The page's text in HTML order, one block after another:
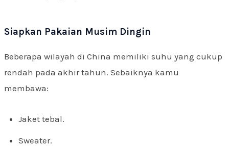
Siapkan Pakaian Musim Dingin
Beberapa wilayah di China memiliki suhu yang cukup
rendah pada akhir tahun. Sebaiknya kamu
membawa:
Jaket tebal.
Sweater.